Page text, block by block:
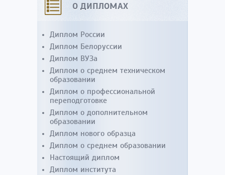
О ДИПЛОМАХ
Диплом России
Диплом Белоруссии
Диплом ВУЗа
Диплом о среднем техническом
образовании
Диплом о профессиональной
переподготовке
Диплом о дополнительном
образовании
Диплом нового образца
Диплом о среднем образовании
Настоящий диплом
Диплом института